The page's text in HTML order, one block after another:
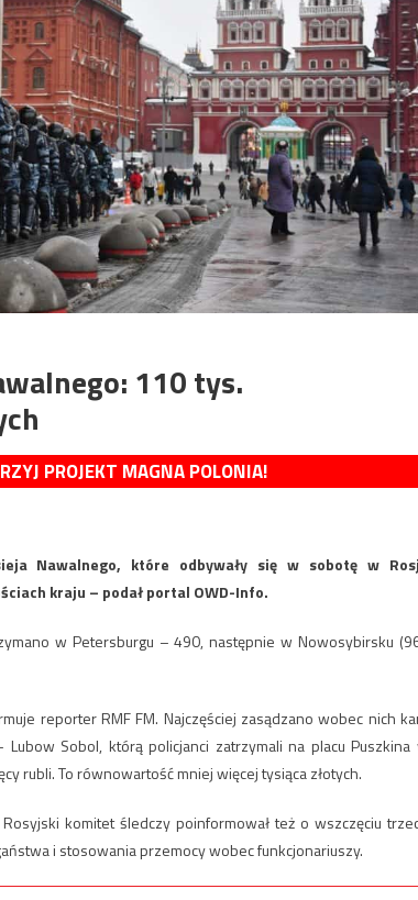
110 tys.
PROJEKT MAGNA POLONIA!
Nawalnego, które odbywały się w sobotę w
kraju – podał portal OWD-Info.
w Petersburgu – 490, następnie w Nowosybirsku
reporter RMF FM. Najczęściej zasądzano wobec nich
Sobol, którą policjanci zatrzymali na placu Puszkina
rubli. To równowartość mniej więcej tysiąca złotych.
komitet śledczy poinformował też o wszczęciu
i stosowania przemocy wobec funkcjonariuszy.